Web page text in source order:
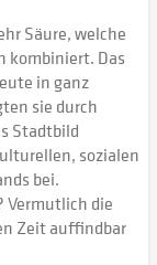
Säure, welche
kombiniert. Das
in ganz
sie durch
Stadtbild
sozialen
bei.
Vermutlich die
Zeit auffindbar